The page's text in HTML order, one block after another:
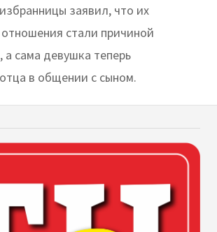
избранницы заявил, что их
стали причиной
а сама девушка теперь
в общении с сыном.